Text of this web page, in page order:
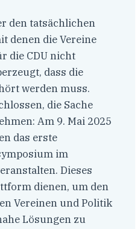
den tatsächlichen
denen die Vereine
die CDU nicht
dass die
werden muss.
die Sache
Am 9. Mai 2025
das erste
im
Dieses
dienen, um den
Vereinen und Politik
Lösungen zu